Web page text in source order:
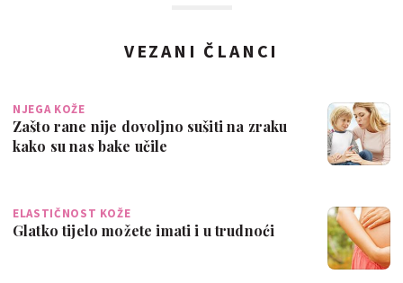
VEZANI ČLANCI
NJEGA KOŽE
Zašto rane nije dovoljno sušiti na zraku
kako su nas bake učile
ELASTIČNOST KOŽE
Glatko tijelo možete imati i u trudnoći